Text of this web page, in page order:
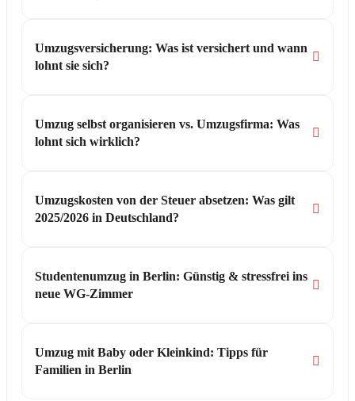
Umzugsversicherung: Was ist versichert und wann
lohnt sie sich?
Umzug selbst organisieren vs. Umzugsfirma: Was
lohnt sich wirklich?
Umzugskosten von der Steuer absetzen: Was gilt
2025/2026 in Deutschland?
Studentenumzug in Berlin: Günstig & stressfrei ins
neue WG-Zimmer
Umzug mit Baby oder Kleinkind: Tipps für
Familien in Berlin